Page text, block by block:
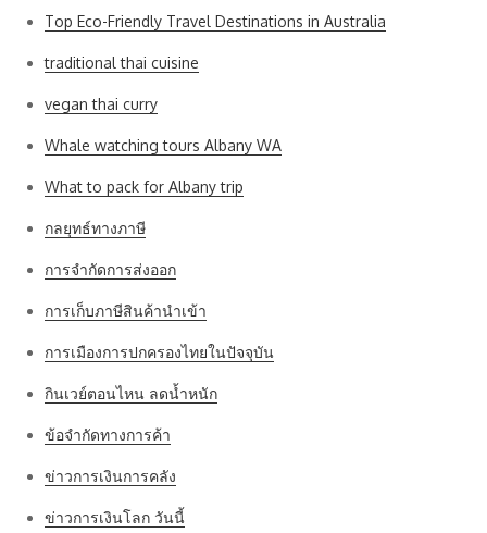
Top Eco-Friendly Travel Destinations in Australia
traditional thai cuisine
vegan thai curry
Whale watching tours Albany WA
What to pack for Albany trip
กลยุทธ์ทางภาษี
การจำกัดการส่งออก
การเก็บภาษีสินค้านำเข้า
การเมืองการปกครองไทยในปัจจุบัน
กินเวย์ตอนไหน ลดน้ำหนัก
ข้อจำกัดทางการค้า
ข่าวการเงินการคลัง
ข่าวการเงินโลก วันนี้